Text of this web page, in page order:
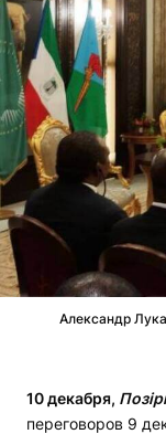
Александр
10 декабря,
переговоров 9